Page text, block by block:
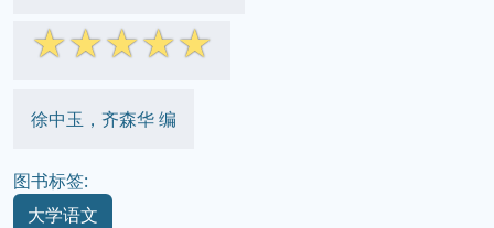
☆☆☆☆☆
徐中玉，齐森华 编
图书标签:
大学语文